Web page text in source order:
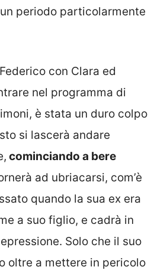
periodo particolarmente
con Clara ed
nel programma di
è stata un duro colpo
si lascerà andare
cominciando a bere
ad ubriacarsi, com’è
quando la sua ex era
a suo figlio, e cadrà in
Solo che il suo
oltre a mettere in pericolo